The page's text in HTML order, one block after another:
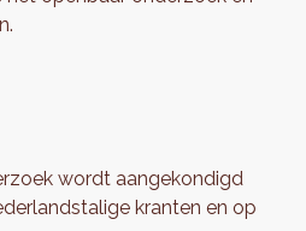
wordt aangekondigd
kranten en op